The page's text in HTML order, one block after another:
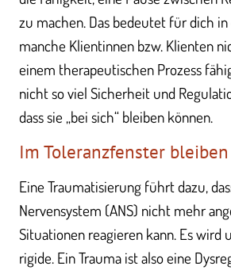
zu machen. Das bedeutet für dich in
manche Klientinnen bzw. Klienten
einem therapeutischen Prozess
nicht so viel Sicherheit und
dass sie „bei sich“ bleiben können.
Im Toleranzfenster
Eine Traumatisierung führt dazu,
Nervensystem (ANS) nicht mehr
Situationen reagieren kann. Es wird
rigide. Ein Trauma ist also eine